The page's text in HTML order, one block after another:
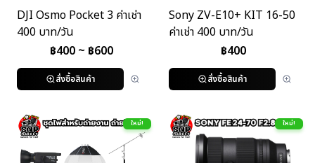
DJI Osmo Pocket 3 ค่าเช่า
400 บาท/วัน
฿400 ~ ฿600
สั่งซื้อสินค้า
Sony ZV-E10+ KIT 16-50
ค่าเช่า 400 บาท/วัน
฿400
สั่งซื้อสินค้า
ใหม่! ใหม่!